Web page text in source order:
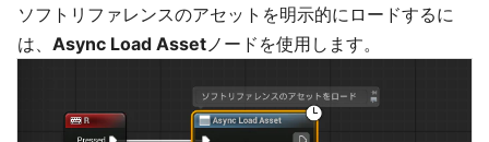
ソフトリファレンスのアセットを明示的にロードするに
は、 Async Load Asset ノードを使用します。